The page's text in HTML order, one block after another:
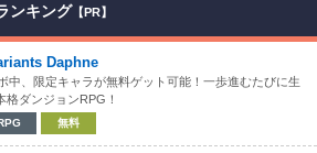
ンキング 【PR】
Daphne
中、限定キャラが無料ゲット可能！一歩進むたびに生
格ダンジョンRPG！
無料